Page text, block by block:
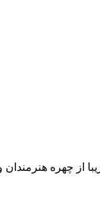
از چهره